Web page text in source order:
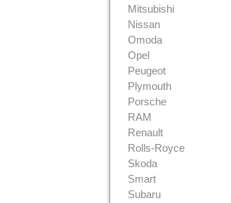
Mitsubishi
Nissan
Omoda
Opel
Peugeot
Plymouth
Porsche
RAM
Renault
Rolls-Royce
Skoda
Smart
Subaru